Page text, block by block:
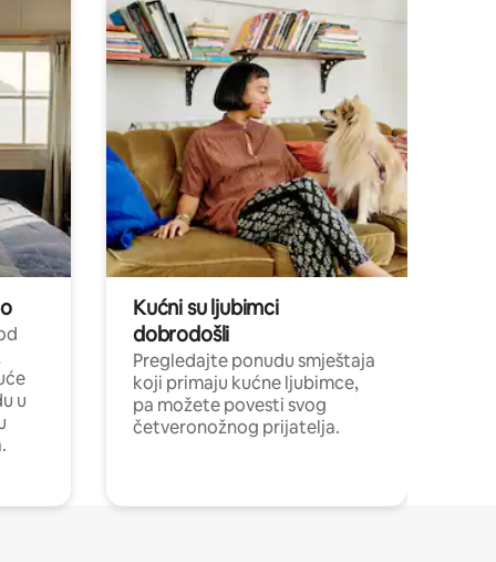
u
Kućni su ljubimci
dobrodošli
Pregledajte ponudu smještaja
koji primaju kućne ljubimce,
pa možete povesti svog
četveronožnog prijatelja.